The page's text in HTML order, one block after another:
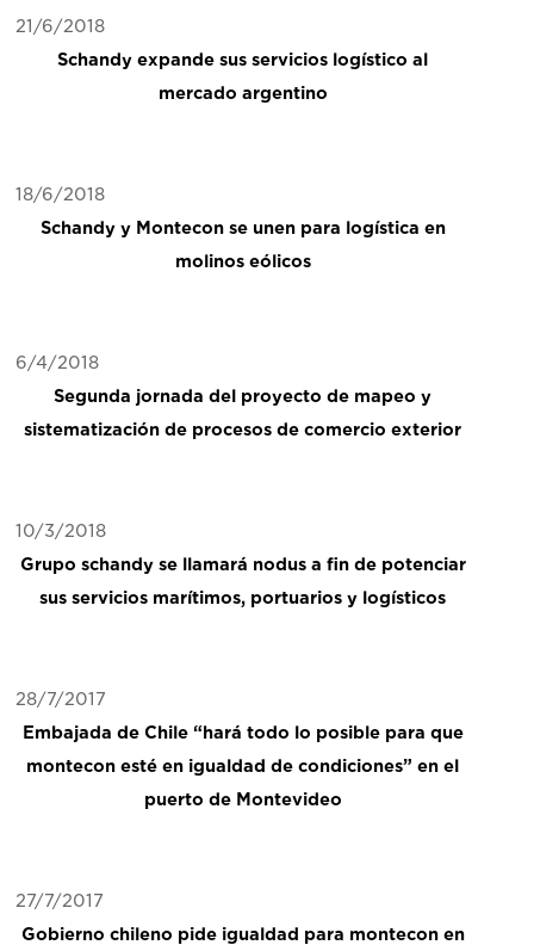
21/6/2018
Schandy expande sus servicios logístico al
mercado argentino
18/6/2018
Schandy y Montecon se unen para logística en
molinos eólicos
6/4/2018
Segunda jornada del proyecto de mapeo y
sistematización de procesos de comercio exterior
10/3/2018
Grupo schandy se llamará nodus a fin de potenciar
sus servicios marítimos, portuarios y logísticos
28/7/2017
Embajada de Chile “hará todo lo posible para que
montecon esté en igualdad de condiciones” en el
puerto de Montevideo
27/7/2017
Gobierno chileno pide igualdad para montecon en